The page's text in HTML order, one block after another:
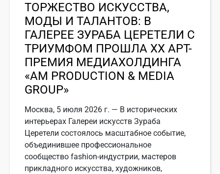
ТОРЖЕСТВО ИСКУССТВА,
МОДЫ И ТАЛАНТОВ: В
ГАЛЕРЕЕ ЗУРАБА ЦЕРЕТЕЛИ С
ТРИУМФОМ ПРОШЛА ХХ АРТ-
ПРЕМИЯ МЕДИАХОЛДИНГА
«АМ PRODUCTION & MEDIA
GROUP»
Москва, 5 июля 2026 г. — В исторических
интерьерах Галереи искусств Зураба
Церетели состоялось масштабное событие,
объединившее профессиональное
сообщество fashion-индустрии, мастеров
прикладного искусства, художников,